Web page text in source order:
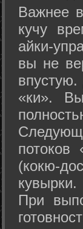
Важнее
кучу
айки-
вы не
«ки».
потоков
(кокю-
кувырки.
При